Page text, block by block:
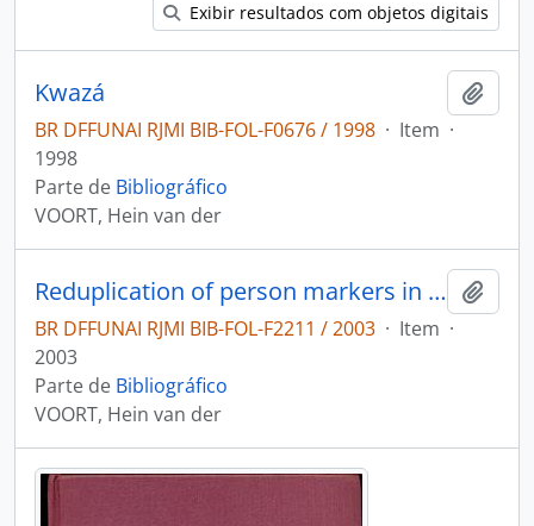
Exibir resultados com objetos digitais
Kwazá
BR DFFUNAI RJMI BIB-FOL-F0676 / 1998 · Item ·
1998
Parte de Bibliográfico
VOORT, Hein van der
Reduplication of person markers in Kwaza
BR DFFUNAI RJMI BIB-FOL-F2211 / 2003 · Item ·
2003
Parte de Bibliográfico
VOORT, Hein van der